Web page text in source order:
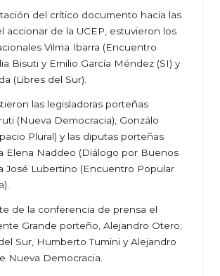
del crítico documento hacia las
accionar de la UCEP, estuvieron los
Vilma Ibarra (Encuentro
Bisuti y Emilio García Méndez (SI) y
(Libres del Sur).
las legisladoras porteñas
(Nueva Democracia), Gonzálo
Plural) y las diputas porteñas
Elena Naddeo (Diálogo por Buenos
José Lubertino (Encuentro Popular
de la conferencia de prensa el
Grande porteño, Alejandro Otero;
Sur, Humberto Tumini y Alejandro
Nueva Democracia.